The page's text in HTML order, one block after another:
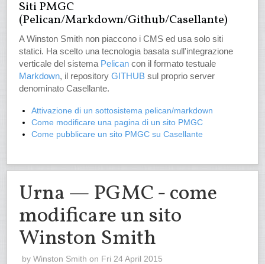
Siti PMGC
(Pelican/Markdown/Github/Casellante)
A Winston Smith non piaccono i CMS ed usa solo siti
statici. Ha scelto una tecnologia basata sull'integrazione
verticale del sistema Pelican con il formato testuale
Markdown, il repositoryGITHUB sul proprio server
denominato Casellante.
Attivazione di un sottosistema pelican/markdown
Come modificare una pagina di un sito PMGC
Come pubblicare un sito PMGC su Casellante
Urna — PGMC - come
modificare un sito
Winston Smith
byWinston Smith on Fri 24 April 2015